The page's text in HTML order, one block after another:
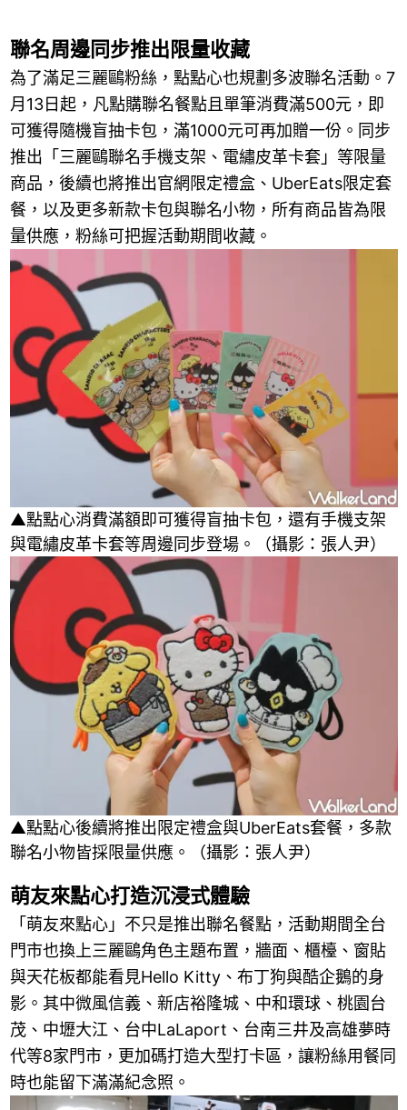
聯名周邊同步推出限量收藏
為了滿足三麗鷗粉絲，點點心也規劃多波聯名活動。7
月13日起，凡點購聯名餐點且單筆消費滿500元，即
可獲得隨機盲抽卡包，滿1000元可再加贈一份。同步
推出「三麗鷗聯名手機支架、電繡皮革卡套」等限量
商品，後續也將推出官網限定禮盒、UberEats限定套
餐，以及更多新款卡包與聯名小物，所有商品皆為限
量供應，粉絲可把握活動期間收藏。
▲點點心消費滿額即可獲得盲抽卡包，還有手機支架
與電繡皮革卡套等周邊同步登場。（攝影：張人尹）
▲點點心後續將推出限定禮盒與UberEats套餐，多款
聯名小物皆採限量供應。（攝影：張人尹）
萌友來點心打造沉浸式體驗
「萌友來點心」不只是推出聯名餐點，活動期間全台
門市也換上三麗鷗角色主題布置，牆面、櫃檯、窗貼
與天花板都能看見Hello Kitty、布丁狗與酷企鵝的身
影。其中微風信義、新店裕隆城、中和環球、桃園台
茂、中壢大江、台中LaLaport、台南三井及高雄夢時
代等8家門市，更加碼打造大型打卡區，讓粉絲用餐同
時也能留下滿滿紀念照。